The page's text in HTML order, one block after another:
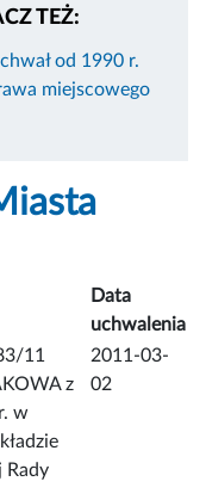
TEŻ:
od 1990 r.
miejscowego
Data
uchwalenia
11
z
w
Rady
2011-03-
02